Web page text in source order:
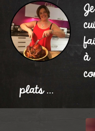
à
plats ...